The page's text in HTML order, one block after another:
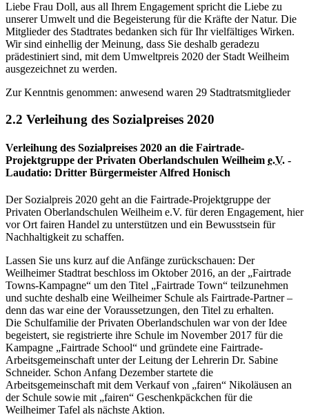
Liebe Frau Doll, aus all Ihrem Engagement spricht die Liebe zu
unserer Umwelt und die Begeisterung für die Kräfte der Natur. Die
Mitglieder des Stadtrates bedanken sich für Ihr vielfältiges Wirken.
Wir sind einhellig der Meinung, dass Sie deshalb geradezu
prädestiniert sind, mit dem Umweltpreis 2020 der Stadt Weilheim
ausgezeichnet zu werden.
Zur Kenntnis genommen: anwesend waren 29 Stadtratsmitglieder
2.2 Verleihung des Sozialpreises 2020
Verleihung des Sozialpreises 2020 an die Fairtrade-
Projektgruppe der Privaten Oberlandschulen Weilheim e.V. -
Laudatio: Dritter Bürgermeister Alfred Honisch
Der Sozialpreis 2020 geht an die Fairtrade-Projektgruppe der
Privaten Oberlandschulen Weilheim e.V. für deren Engagement, hier
vor Ort fairen Handel zu unterstützen und ein Bewusstsein für
Nachhaltigkeit zu schaffen.
Lassen Sie uns kurz auf die Anfänge zurückschauen: Der
Weilheimer Stadtrat beschloss im Oktober 2016, an der „Fairtrade
Towns-Kampagne“ um den Titel „Fairtrade Town“ teilzunehmen
und suchte deshalb eine Weilheimer Schule als Fairtrade-Partner –
denn das war eine der Voraussetzungen, den Titel zu erhalten.
Die Schulfamilie der Privaten Oberlandschulen war von der Idee
begeistert, sie registrierte ihre Schule im November 2017 für die
Kampagne „Fairtrade School“ und gründete eine Fairtrade-
Arbeitsgemeinschaft unter der Leitung der Lehrerin Dr. Sabine
Schneider. Schon Anfang Dezember startete die
Arbeitsgemeinschaft mit dem Verkauf von „fairen“ Nikoläusen an
der Schule sowie mit „fairen“ Geschenkpäckchen für die
Weilheimer Tafel als nächste Aktion.